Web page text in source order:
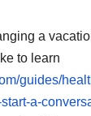
a
to learn
guides/
a-